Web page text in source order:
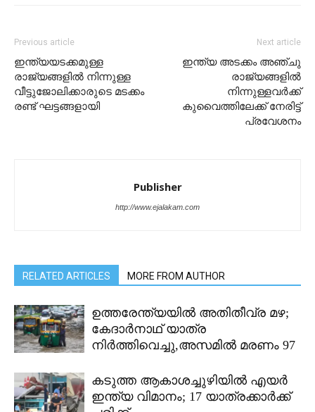
Previous article
ഇന്ത്യയടക്കമുള്ള
രാജ്യങ്ങളിൽ നിന്നുള്ള
വീട്ടുജോലിക്കാരുടെ മടക്കം
രണ്ട് ഘട്ടങ്ങളായി
Next article
ഇന്ത്യ അടക്കം അഞ്ചു
രാജ്യങ്ങളിൽ
നിന്നുള്ളവർക്ക്
കുവൈത്തിലേക്ക് നേരിട്ട്
പ്രവേശനം
Publisher
http://www.ejalakam.com
RELATED ARTICLES MORE FROM AUTHOR
ഉത്തരേന്ത്യയിൽ അതിതീവ്ര മഴ;
കേദാർനാഥ് യാത്ര
നിർത്തിവെച്ചു,അസമിൽ മരണം 97
കടുത്ത ആകാശച്ചുഴിയിൽ എയർ
ഇന്ത്യ വിമാനം; 17 യാത്രക്കാർക്ക്